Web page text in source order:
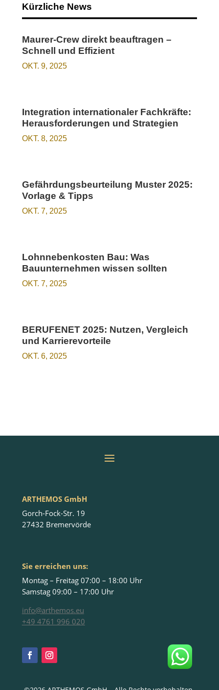
Kürzliche News
Maurer-Crew direkt beauftragen –
Schnell und Effizient
OKT. 9, 2025
Integration internationaler Fachkräfte:
Herausforderungen und Strategien
OKT. 8, 2025
Gefährdungsbeurteilung Muster 2025:
Vorlage & Tipps
OKT. 7, 2025
Lohnnebenkosten Bau: Was
Bauunternehmen wissen sollten
OKT. 7, 2025
BERUFENET 2025: Nutzen, Vergleich
und Karrierevorteile
OKT. 6, 2025
ARTHEMOS GmbH
Gorch-Fock-Str. 19
27432 Bremervörde
Sie erreichen uns:
Montag – Freitag 07:00 – 18:00 Uhr
Samstag 09:00 – 17:00 Uhr
info@arthemos.eu
+49 4761 996 020